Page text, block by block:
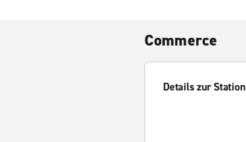
Commerce
Details zur Station